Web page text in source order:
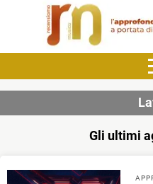
Gli ultimi